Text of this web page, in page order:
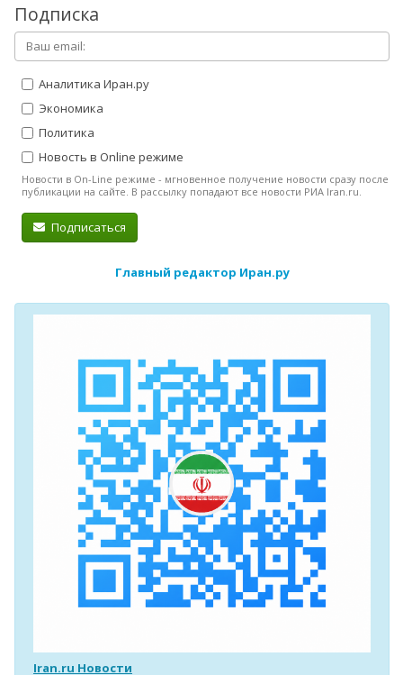
Подписка
Аналитика Иран.ру
Экономика
Политика
Новость в Online режиме
Новости в On-Line режиме - мгновенное получение новости сразу после
публикации на сайте. В рассылку попадают все новости РИА Iran.ru.
Подписаться
Главный редактор Иран.ру
Iran.ru Новости